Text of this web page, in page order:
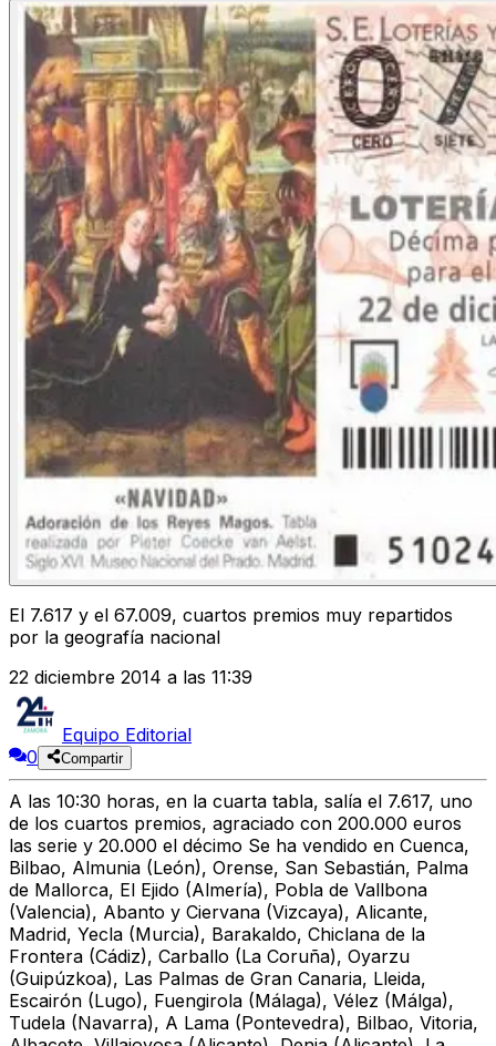
El 7.617 y el 67.009, cuartos premios muy repartidos
por la geografía nacional
22 diciembre 2014 a las 11:39
Equipo Editorial
0
Compartir
A las 10:30 horas, en la cuarta tabla, salía el 7.617, uno
de los cuartos premios, agraciado con 200.000 euros
las serie y 20.000 el décimo Se ha vendido en Cuenca,
Bilbao, Almunia (León), Orense, San Sebastián, Palma
de Mallorca, El Ejido (Almería), Pobla de Vallbona
(Valencia), Abanto y Ciervana (Vizcaya), Alicante,
Madrid, Yecla (Murcia), Barakaldo, Chiclana de la
Frontera (Cádiz), Carballo (La Coruña), Oyarzu
(Guipúzkoa), Las Palmas de Gran Canaria, Lleida,
Escairón (Lugo), Fuengirola (Málaga), Vélez (Málga),
Tudela (Navarra), A Lama (Pontevedra), Bilbao, Vitoria,